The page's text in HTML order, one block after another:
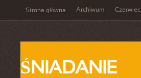
Strona główna Archiwum Czerwiec
ŚNIADANIE